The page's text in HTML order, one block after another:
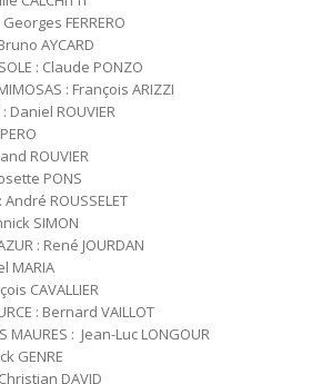
Georges FERRERO
AYCARD
: Claude PONZO
: François ARIZZI
: Daniel ROUVIER
ROUVIER
PONS
André ROUSSELET
SIMON
: René JOURDAN
MARIA
CAVALLIER
: Bernard VAILLOT
MAURES : Jean-Luc LONGOUR
GENRE
DAVID